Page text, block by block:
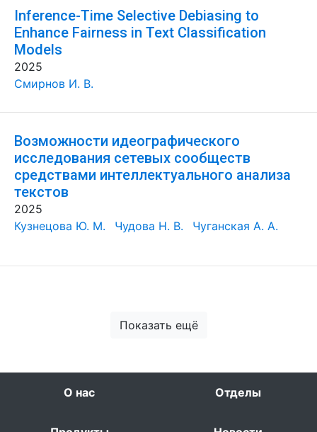
Inference-Time Selective Debiasing to
Enhance Fairness in Text Classification
Models
2025
Смирнов И. В.
Возможности идеографического
исследования сетевых сообществ
средствами интеллектуального анализа
текстов
2025
Кузнецова Ю. М.
Чудова Н. В. Чуганская А. А.
Показать ещё
О нас Отделы